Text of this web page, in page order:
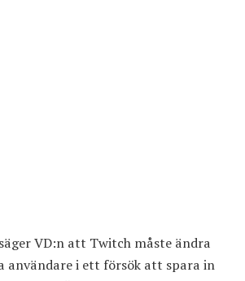
VD:n att Twitch måste ändra
användare i ett försök att spara in